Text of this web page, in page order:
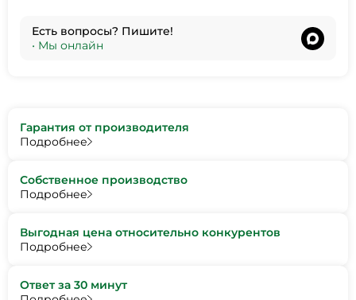
Есть вопросы? Пишите!
• Мы онлайн
Гарантия от производителя
Подробнее
Собственное производство
Подробнее
Выгодная цена относительно конкурентов
Подробнее
Ответ за 30 минут